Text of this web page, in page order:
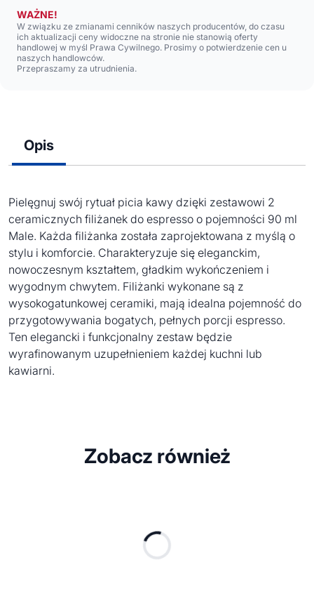
WAŻNE!
W związku ze zmianami cenników naszych producentów, do czasu
ich aktualizacji ceny widoczne na stronie nie stanowią oferty
handlowej w myśl Prawa Cywilnego. Prosimy o potwierdzenie cen u
naszych handlowców.
Przepraszamy za utrudnienia.
Opis
Pielęgnuj swój rytuał picia kawy dzięki zestawowi 2
ceramicznych filiżanek do espresso o pojemności 90 ml
Male. Każda filiżanka została zaprojektowana z myślą o
stylu i komforcie. Charakteryzuje się eleganckim,
nowoczesnym kształtem, gładkim wykończeniem i
wygodnym chwytem. Filiżanki wykonane są z
wysokogatunkowej ceramiki, mają idealna pojemność do
przygotowywania bogatych, pełnych porcji espresso.
Ten elegancki i funkcjonalny zestaw będzie
wyrafinowanym uzupełnieniem każdej kuchni lub
kawiarni.
Zobacz również